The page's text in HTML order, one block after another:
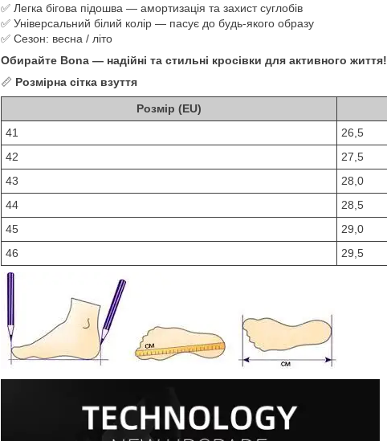
✅ Легка бігова підошва — амортизація та захист суглобів
✅ Універсальний білий колір — пасує до будь-якого образу
✅ Сезон: весна / літо
Обирайте Bona — надійні та стильні кросівки для активного життя!
📏 Розмірна сітка взуття
Розмір (EU)
41
26,5
42
27,5
43
28,0
44
28,5
45
29,0
46
29,5